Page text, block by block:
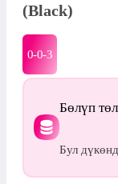
(Black)
0-0-3
Бөлүп
Бул